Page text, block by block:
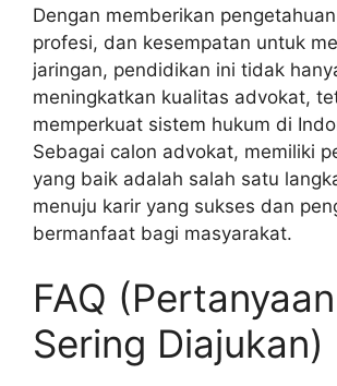
Dengan memberikan
profesi, dan kesempatan untuk
jaringan, pendidikan ini tidak
meningkatkan kualitas advokat,
memperkuat sistem hukum di
Sebagai calon advokat, memiliki
yang baik adalah salah satu
menuju karir yang sukses dan
bermanfaat bagi masyarakat.
FAQ
Sering Diajukan)